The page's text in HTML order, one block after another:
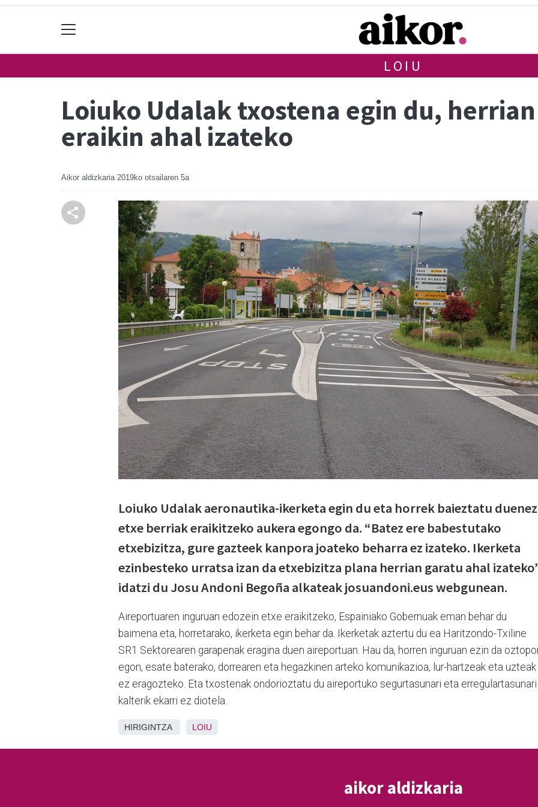
LOIU
Loiuko Udalak txostena egin du,
eraikin ahal izateko
Aikor aldizkaria 2019ko otsailaren 5a
Loiuko Udalak aeronautika-ikerketa egin du eta horrek baieztatu
etxe berriak eraikitzeko aukera egongo da. “Batez ere babestutako
etxebizitza, gure gazteek kanpora joateko beharra ez izateko. Ikerketa
ezinbesteko urratsa izan da etxebizitza plana herrian garatu ahal
idatzi du Josu Andoni Begoña alkateak josuandoni.eus webgunean.
Aireportuaren inguruan edozein etxe eraikitzeko, Espainiako Gobernuak eman behar du
baimena eta, horretarako, ikerketa egin behar da. Ikerketak aztertu du ea Haritzondo-Txiline
SR1 Sektorearen garapenak eragina duen aireportuan. Hau da, horren inguruan ezin da
egon, esate baterako, dorrearen eta hegazkinen arteko komunikazioa, lur-hartzeak eta uzteak
ez eragozteko. Eta txostenak ondorioztatu du aireportuko segurtasunari eta erregulartasunari
kalterik ekarri ez diotela.
HIRIGINTZA LOIU
aikor aldizkaria